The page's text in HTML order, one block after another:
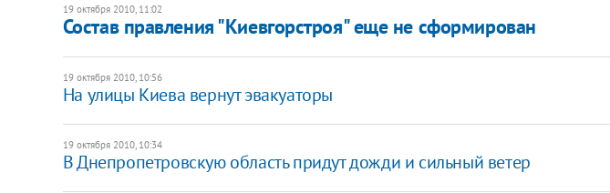
19 октября 2010, 11:02
Состав правления "Киевгорстроя" еще не сформирован
19 октября 2010, 10:56
На улицы Киева вернут эвакуаторы
19 октября 2010, 10:34
В Днепропетровскую область придут дожди и сильный ветер